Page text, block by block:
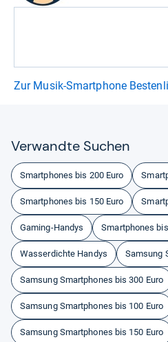
Zur Musik-Smartphone
Ver­wandte Suchen
Smartphones bis 200 Euro
Smartphones bis 150 Euro
Gaming-Handys Smartphones
Wasserdichte Handys Samsung
Samsung Smartphones bis 300 Euro
Samsung Smartphones bis 100 Euro
Samsung Smartphones bis 150 Euro